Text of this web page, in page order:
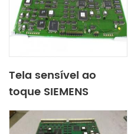
Tela sensível ao
toque SIEMENS
6ES7592-1AM00-
0XB0